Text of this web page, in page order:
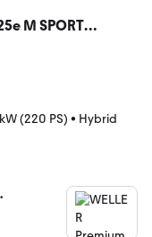
M SPORT
(220 PS) • Hybrid